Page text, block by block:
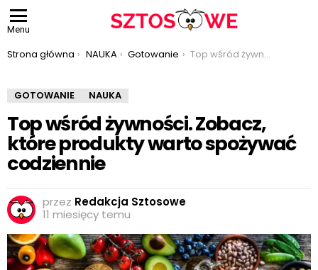
Menu
Jesteś tutaj:
Strona główna NAUKA Gotowanie Top wśród żywności. Zobacz, które produkty warto spożywać codziennie
GOTOWANIE NAUKA
Top wśród żywności. Zobacz,
które produkty warto spożywać
codziennie
przez Redakcja Sztosowe
11 miesięcy temu